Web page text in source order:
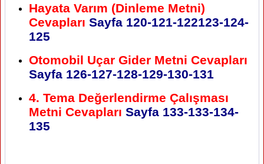
Hayata Varım (Dinleme Metni)
Cevapları Sayfa 120-121-122123-124-
125
Otomobil Uçar Gider Metni Cevapları
Sayfa 126-127-128-129-130-131
4. Tema Değerlendirme Çalışması
Metni Cevapları Sayfa 133-133-134-
135